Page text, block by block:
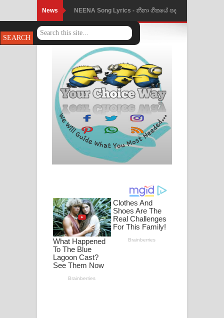
News Ahimi Wimai Himi Song Lyrics - අහිමි
විමයි හිමි ගීතයේ පද පෙළ
Mathaka Parana Song Lyrics - මතක
පාරනා ගීතයේ පද පෙළ
Nimnadhen Song Lyrics - නිම්නාදෙන්
ගීතයේ පද පෙළ
Obamai Mage Adare Song Lyrics -
ඔබමයි මගේ ආදරේ ගීතයේ පද පෙළ
ගීතයේ පද පෙළ
Ankeliya Song Lyrics - අංකෙළිය ගීතයේ
පද පෙළ
DEAR GOD Song Lyrics - ඩියර් ගෝඩ්